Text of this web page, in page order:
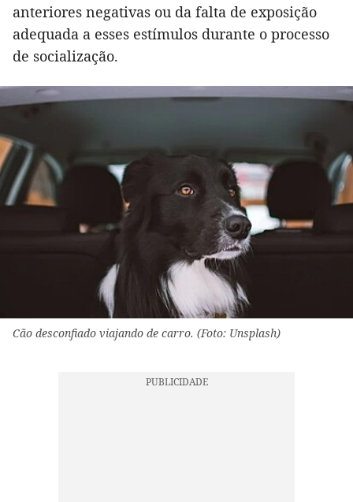
anteriores negativas ou da falta de exposição
adequada a esses estímulos durante o processo
de socialização.
Cão desconfiado viajando de carro. (Foto: Unsplash)